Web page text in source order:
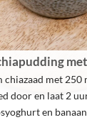
chiazaad met 250
door en laat 2
en